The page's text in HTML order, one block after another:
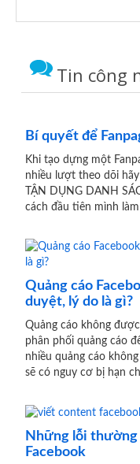
Tin công
Bí quyết để
Khi tạo dựng một
nhiều lượt theo dõi
TẬN DỤNG DANH
cách đầu tiên mình
Quảng cáo
duyệt, lý do là gì?
Quảng cáo không
phân phối quảng cáo
nhiều quảng cáo
sẽ có nguy cơ bị hạn
Những lỗi
Facebook